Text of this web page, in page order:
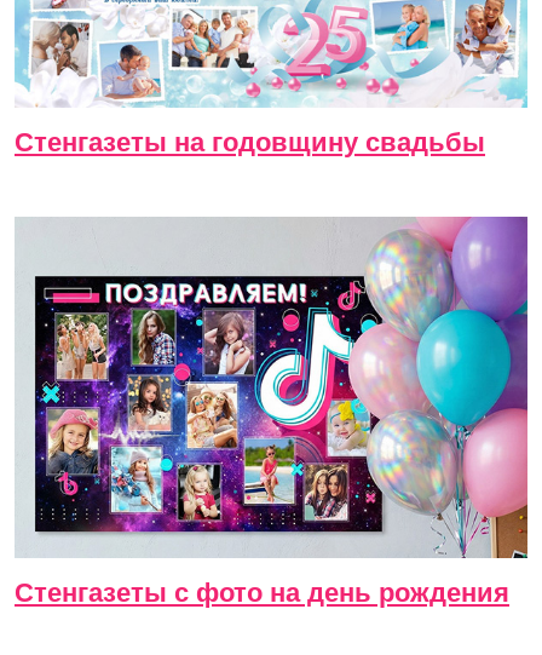
Стенгазеты на годовщину свадьбы
Стенгазеты с фото на день рождения